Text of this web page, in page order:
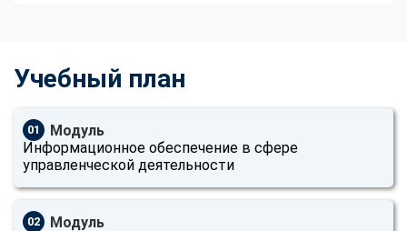
Учебный план
01
Модуль
Информационное обеспечение в сфере
управленческой деятельности
02
Модуль